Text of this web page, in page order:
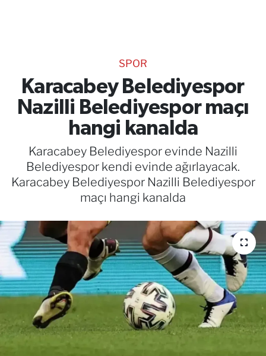
SPOR
Karacabey Belediyespor
Nazilli Belediyespor maçı
hangi kanalda
Karacabey Belediyespor evinde Nazilli
Belediyespor kendi evinde ağırlayacak.
Karacabey Belediyespor Nazilli Belediyespor
maçı hangi kanalda
RESMİ İLANLAR
Gencsesfm Canlı Dinle